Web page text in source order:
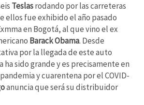
Teslasrodando por las carreteras
ellos fue exhibido el año pasado
en Bogotá, al que vino el ex
Barack Obama. Desde
por la llegada de este auto
ha sido grande y es precisamente en
y cuarentena por el COVID-
anuncia que será su distribuidor